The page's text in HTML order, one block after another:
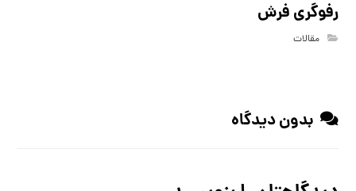
رفوگری فرش
مقالات
بدون دیدگاه